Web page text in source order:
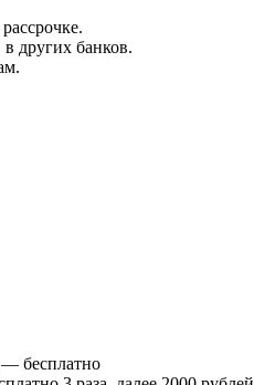
других банков.
— бесплатно